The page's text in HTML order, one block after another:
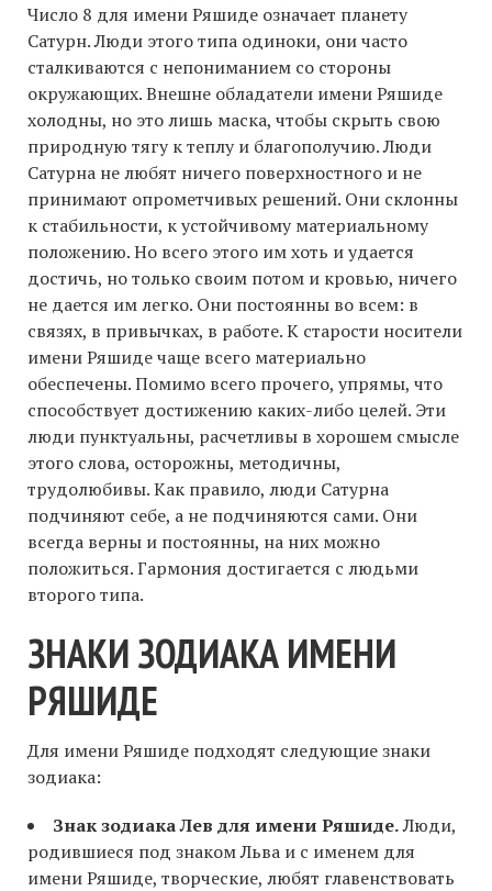
Число 8 для имени Ряшиде означает планету
Сатурн. Люди этого типа одиноки, они часто
сталкиваются с непониманием со стороны
окружающих. Внешне обладатели имени Ряшиде
холодны, но это лишь маска, чтобы скрыть свою
природную тягу к теплу и благополучию. Люди
Сатурна не любят ничего поверхностного и не
принимают опрометчивых решений. Они склонны
к стабильности, к устойчивому материальному
положению. Но всего этого им хоть и удается
достичь, но только своим потом и кровью, ничего
не дается им легко. Они постоянны во всем: в
связях, в привычках, в работе. К старости носители
имени Ряшиде чаще всего материально
обеспечены. Помимо всего прочего, упрямы, что
способствует достижению каких-либо целей. Эти
люди пунктуальны, расчетливы в хорошем смысле
этого слова, осторожны, методичны,
трудолюбивы. Как правило, люди Сатурна
подчиняют себе, а не подчиняются сами. Они
всегда верны и постоянны, на них можно
положиться. Гармония достигается с людьми
второго типа.
ЗНАКИ ЗОДИАКА ИМЕНИ
РЯШИДЕ
Для имени Ряшиде подходят следующие знаки
зодиака:
Знак зодиака Лев для имени Ряшиде.Люди,
родившиеся под знаком Льва и с именем для
имени Ряшиде, творческие, любят главенствовать